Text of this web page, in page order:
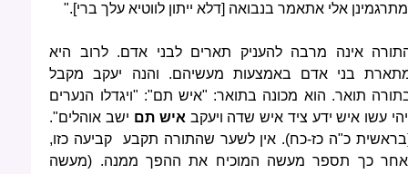
אלי אתאמר בנבואה [דלא ייתון לווטיא עלך ברי]."
אינה מרבה להעניק תארים לבני אדם. לרוב היא
בני אדם באמצעות מעשיהם. והנה יעקב מקבל
תואר. הוא מכונה בתואר: "איש תם": "ויגדלו הנערים
עשו איש ידע ציד איש שדה ויעקב איש תם ישב אוהלים".
כ"ה כז-כח). אין לשער שהתורה תקבע קביעה כזו,
כך תספר מעשה המוכיח את ההפך ממנה. (מעשה